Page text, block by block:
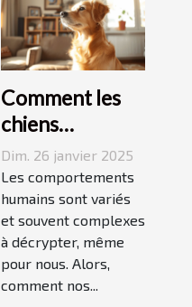
Comment les
chiens
perçoivent-ils
les actions
humaines
controversées
?
Dim. 26 janvier 2025
Les comportements
humains sont variés
et souvent complexes
à décrypter, même
pour nous. Alors,
comment nos...